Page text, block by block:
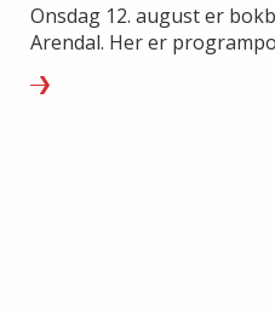
Onsdag 12. august er
Arendal. Her er